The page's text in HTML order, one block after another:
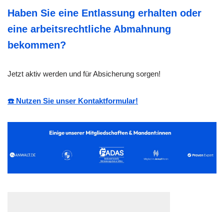
Haben Sie eine Entlassung erhalten oder
eine arbeitsrechtliche Abmahnung
bekommen?
Jetzt aktiv werden und für Absicherung sorgen!
☎️ Nutzen Sie unser Kontaktformular!